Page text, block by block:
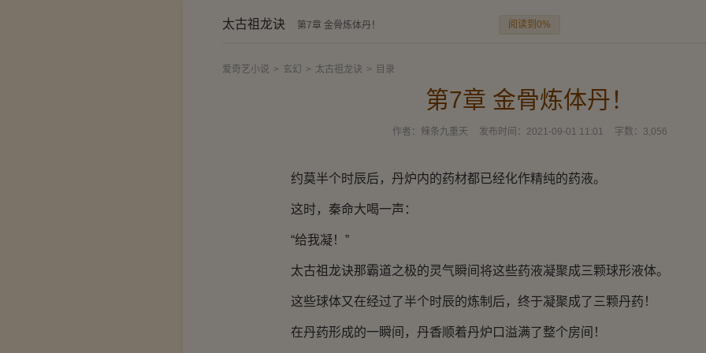
太古祖龙诀 第7章 金骨炼体丹！ 阅读到0%
爱奇艺小说 > 玄幻 > 太古祖龙诀 > 目录
第7章 金骨炼体丹！
作者： 辣条九重天 发布时间： 2021-09-01 11:01 字数： 3,056
约莫半个时辰后，丹炉内的药材都已经化作精纯的药液。
这时，秦命大喝一声：
“给我凝！”
太古祖龙诀那霸道之极的灵气瞬间将这些药液凝聚成三颗球形液体。
这些球体又在经过了半个时辰的炼制后，终于凝聚成了三颗丹药！
在丹药形成的一瞬间，丹香顺着丹炉口溢满了整个房间！